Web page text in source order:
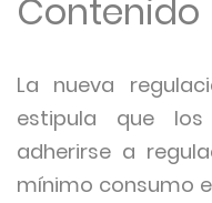
Contenido
La nueva
estipula que los
adherirse a
mínimo consumo